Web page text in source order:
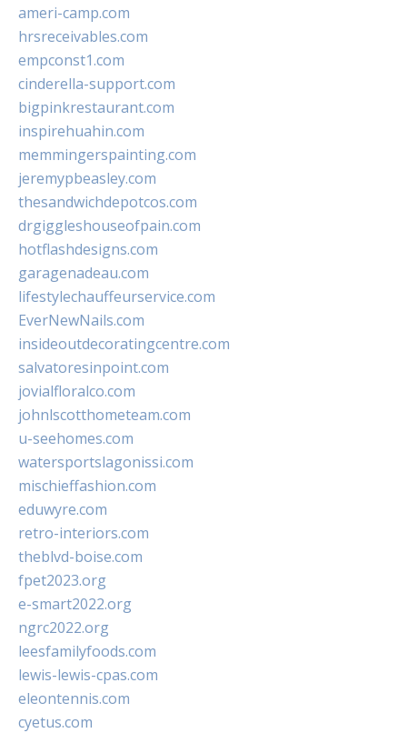
ameri-camp.com
hrsreceivables.com
empconst1.com
cinderella-support.com
bigpinkrestaurant.com
inspirehuahin.com
memmingerspainting.com
jeremypbeasley.com
thesandwichdepotcos.com
drgiggleshouseofpain.com
hotflashdesigns.com
garagenadeau.com
lifestylechauffeurservice.com
EverNewNails.com
insideoutdecoratingcentre.com
salvatoresinpoint.com
jovialfloralco.com
johnlscotthometeam.com
u-seehomes.com
watersportslagonissi.com
mischieffashion.com
eduwyre.com
retro-interiors.com
theblvd-boise.com
fpet2023.org
e-smart2022.org
ngrc2022.org
leesfamilyfoods.com
lewis-lewis-cpas.com
eleontennis.com
cyetus.com